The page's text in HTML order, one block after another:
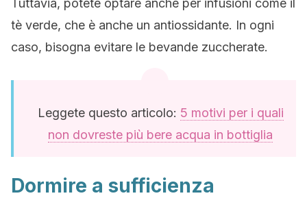
Tuttavia, potete optare anche per infusioni come il
tè verde, che è anche un antiossidante. In ogni
caso, bisogna evitare le bevande zuccherate.
Leggete questo articolo: 5 motivi per i quali
non dovreste più bere acqua in bottiglia
Dormire a sufficienza